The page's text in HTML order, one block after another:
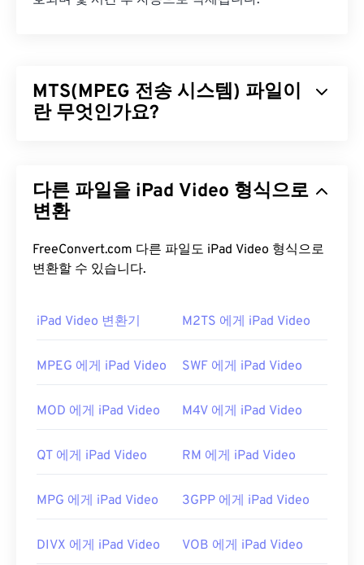
MTS(MPEG 전송 시스템) 파일이
란 무엇인가요?
다.소니와파나소닉이MTS를 개발했지만,캐논,
JVC및 기타 캠코더도 MTS 파일을 생성합니다. 이 파
명칭은AVCHD(Advanced Video Coding High
Definition)입니다.
식입니다. 따라서 모바일을 포함한 거의 모든 OS에
Apple의 Final Cut Pro, VLC 미디어 플레이어가 있
MTS 파일은 크기가 커서 관리 및 저장이 어려울 수
변환하세요.Cnet.com에서다운로드 가능한 파일 변
개발자: 파나소닉 과소니
다른 파일을 iPad Video 형식으로
변환
FreeConvert.com 다른 파일도 iPad Video 형식으로
변환할 수 있습니다.
iPad Video 변환기 M2TS 에게 iPad Video
MPEG 에게 iPad Video SWF 에게 iPad Video
MOD 에게 iPad Video M4V 에게 iPad Video
QT 에게 iPad Video RM 에게 iPad Video
MPG 에게 iPad Video 3GPP 에게 iPad Video
DIVX 에게 iPad Video VOB 에게 iPad Video